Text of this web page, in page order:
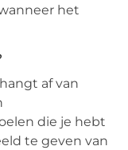
het
af van
die je hebt
te geven van